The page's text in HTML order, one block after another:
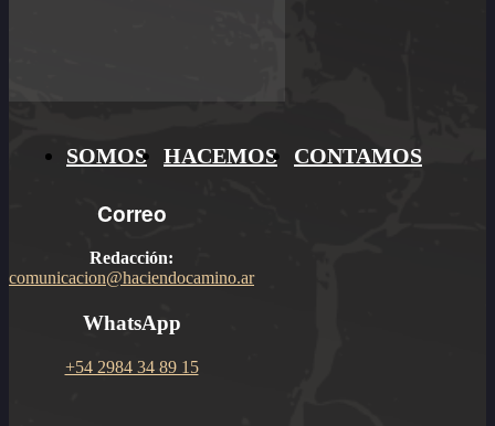
SOMOS HACEMOS CONTAMOS
Correo
Redacción:
comunicacion@haciendocamino.ar
WhatsApp
+54 2984 34 89 15